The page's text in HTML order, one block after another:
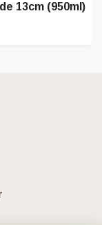
13cm (950ml)